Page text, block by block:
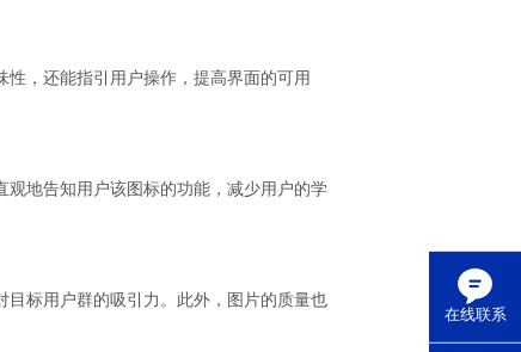
在线联系
，还能指引用户操作，提高界面的可用
地告知用户该图标的功能，减少用户的学
标用户群的吸引力。此外，图片的质量也